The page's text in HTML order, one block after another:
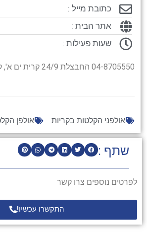
שתף :
לפרטים נוספים צרו קשר
התקשרו עכשיו!
כתובת מייל :
אתר הבית :
שעות פעילות :
04-8705550 החבצלת 24/9 קרית ים א', קרית ים
אולפני הקלטות בקריות אולפן